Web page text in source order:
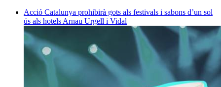
Acció Catalunya prohibirà gots als festivals i sabons d’un sol
ús als hotels Arnau Urgell i Vidal